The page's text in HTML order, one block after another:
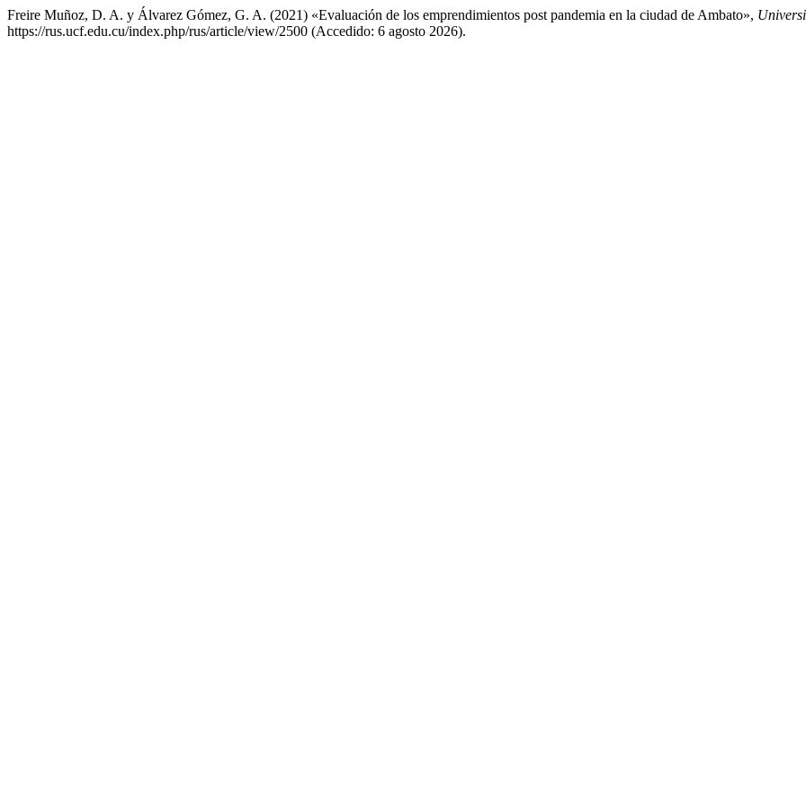
Freire Muñoz, D. A. y Álvarez Gómez, G. A. (2021) «Evaluación de los emprendimientos post pandemia en la ciudad de Ambato»,
https://rus.ucf.edu.cu/index.php/rus/article/view/2500 (Accedido: 6 agosto 2026).